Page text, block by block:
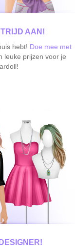
AAN!
hebt! Doe mee met
leuke prijzen voor je